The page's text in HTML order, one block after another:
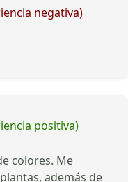
negativa)
positiva)
colores. Me
además de